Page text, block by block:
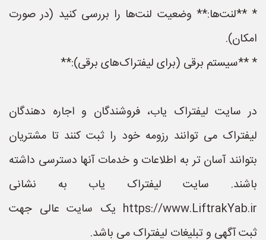
* **لنت‌ها:** وضعیت لنت‌ها را بررسی کنید (در صورت
امکان).
* **سیستم برقی (برای لیفتراک‌های برقی):**
در سایت لیفتراک یاب، فروشندگان و اجاره دهندگان
لیفتراک می توانند رزومه خود را ثبت کنند تا مشتریان
بتوانند آسان تر به اطلاعات و خدمات آنها دسترسی داشته
باشند. سایت لیفتراک یاب به نشانی
https://www.LiftrakYab.ir یک سایت عالی جهت
ثبت آگهی و تبلیغات لیفتراک می باشد.